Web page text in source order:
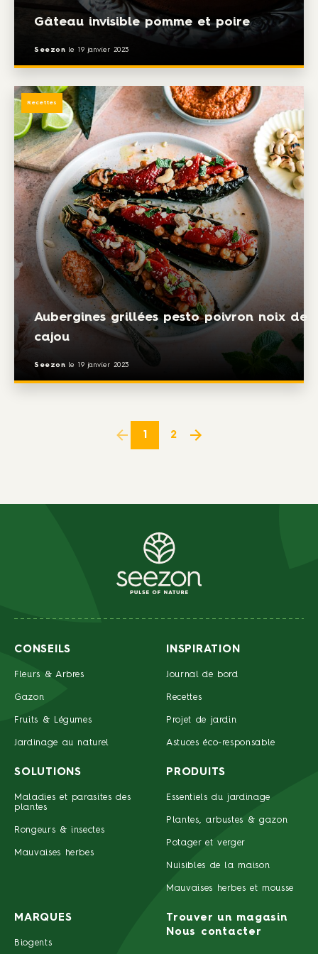
Gâteau invisible pomme et poire
Seezon le 19 janvier 2023
Aubergines grillées pesto poivron noix de
cajou
Seezon le 19 janvier 2023
Recettes
1 2
CONSEILS
Fleurs & Arbres
Gazon
Fruits & Légumes
Jardinage au naturel
INSPIRATION
Journal de bord
Recettes
Projet de jardin
Astuces éco-responsable
SOLUTIONS
Maladies et parasites des
plantes
Rongeurs & insectes
Mauvaises herbes
PRODUITS
Essentiels du jardinage
Plantes, arbustes & gazon
Potager et verger
Nuisibles de la maison
Mauvaises herbes et mousse
MARQUES
Biogents
Trouver un magasin
Nous contacter